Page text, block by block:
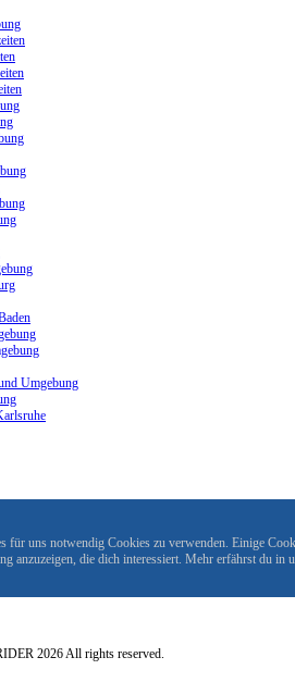
Umgebung
für uns notwendig Cookies zu verwenden. Einige
anzuzeigen, die dich interessiert. Mehr erfährst du in
2026 All rights reserved.